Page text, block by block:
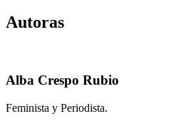
Autoras
Alba Crespo Rubio
Feminista y Periodista.